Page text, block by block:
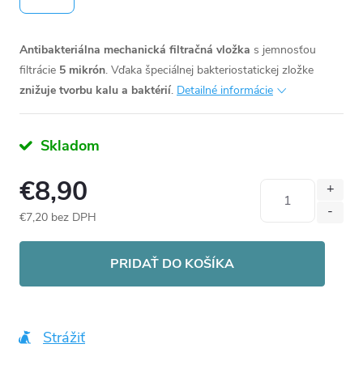
Antibakteriálna mechanická filtračná vložka s jemnosťou
filtrácie 5 mikrón. Vďaka špeciálnej bakteriostatickej zložke
znižuje tvorbu kalu a baktérií. Detailné informácie
Skladom
€8,90
€7,20 bez DPH
PRIDAŤ DO KOŠÍKA
Strážiť